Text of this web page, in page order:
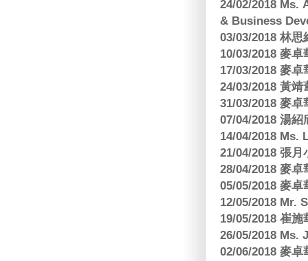
24/02/2018 Ms.
& Business
03/03/2018 林
10/03/2018 麥
17/03/2018 麥
24/03/2018 黃
31/03/2018 麥
07/04/2018 湯
14/04/2018
21/04/2018 張
28/04/2018 麥
05/05/2018 麥
12/05/2018 Mr.
19/05/2018 崔
26/05/2018 Ms.
02/06/2018 麥